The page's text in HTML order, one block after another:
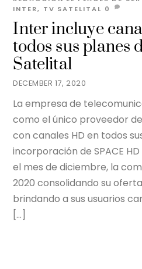
DECEMBER 17, 2020
Inter incluye
todos sus planes
Satelital
INTER, TV SATELITAL 0
La empresa de
como el único proveedor
con canales HD en todos
incorporación de SPACE
el mes de diciembre, la
2020 consolidando su
brindando a sus usuarios
[…]